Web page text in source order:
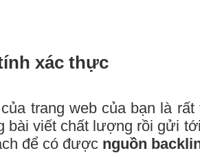
xác thực
của trang web của bạn là
bài viết chất lượng rồi gửi
để có được nguồn